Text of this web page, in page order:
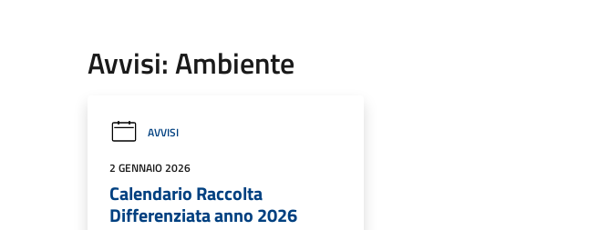
Avvisi: Ambiente
AVVISI
2 GENNAIO 2026
Calendario Raccolta
Differenziata anno 2026